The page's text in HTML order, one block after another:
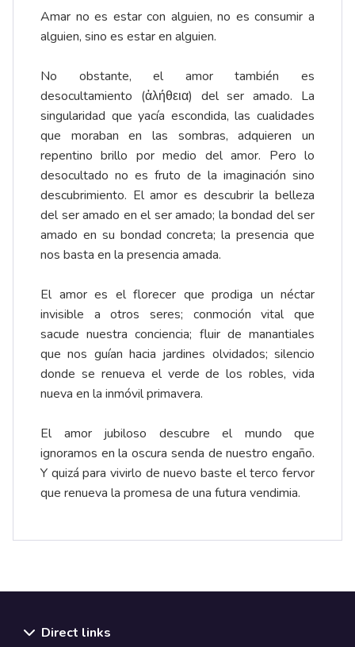
Amar no es estar con alguien, no es consumir a
alguien, sino es estar en alguien.
No obstante, el amor también es
desocultamiento (ἀλήθεια) del ser amado. La
singularidad que yacía escondida, las cualidades
que moraban en las sombras, adquieren un
repentino brillo por medio del amor. Pero lo
desocultado no es fruto de la imaginación sino
descubrimiento. El amor es descubrir la belleza
del ser amado en el ser amado; la bondad del ser
amado en su bondad concreta; la presencia que
nos basta en la presencia amada.
El amor es el florecer que prodiga un néctar
invisible a otros seres; conmoción vital que
sacude nuestra conciencia; fluir de manantiales
que nos guían hacia jardines olvidados; silencio
donde se renueva el verde de los robles, vida
nueva en la inmóvil primavera.
El amor jubiloso descubre el mundo que
ignoramos en la oscura senda de nuestro engaño.
Y quizá para vivirlo de nuevo baste el terco fervor
que renueva la promesa de una futura vendimia.
Direct links